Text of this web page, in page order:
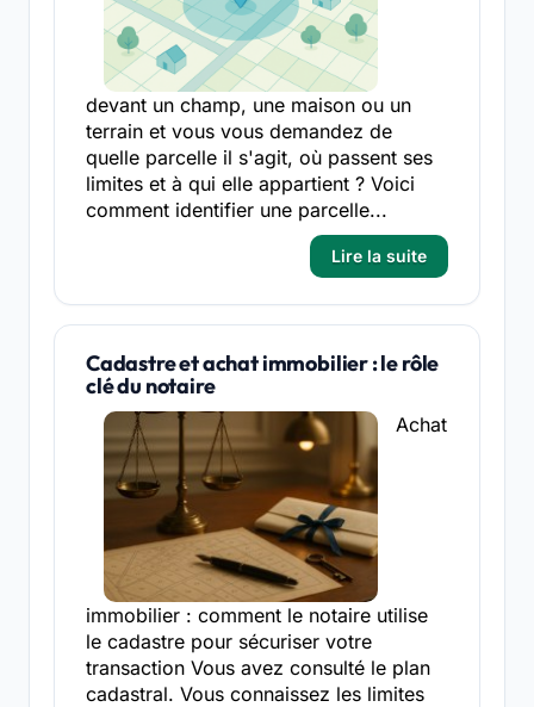
devant un champ, une maison ou un
terrain et vous vous demandez de
quelle parcelle il s'agit, où passent ses
limites et à qui elle appartient ? Voici
comment identifier une parcelle...
Lire la suite
Cadastre et achat immobilier : le rôle
clé du notaire
Achat
immobilier : comment le notaire utilise
le cadastre pour sécuriser votre
transaction Vous avez consulté le plan
cadastral. Vous connaissez les limites